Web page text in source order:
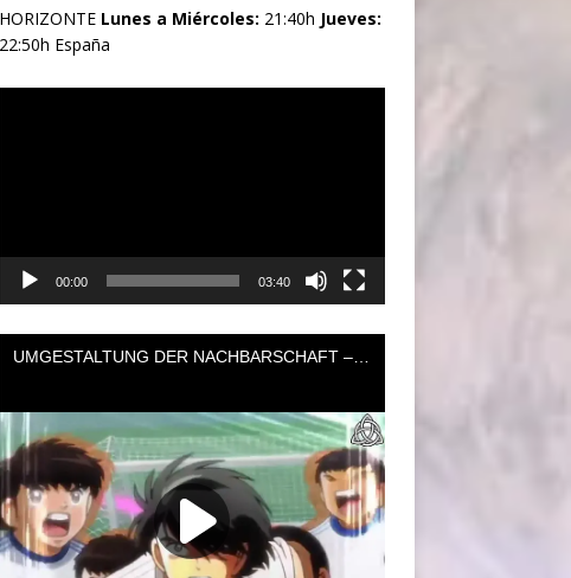
HORIZONTE Lunes a Miércoles: 21:40h Jueves:
22:50h España
00:00 03:40